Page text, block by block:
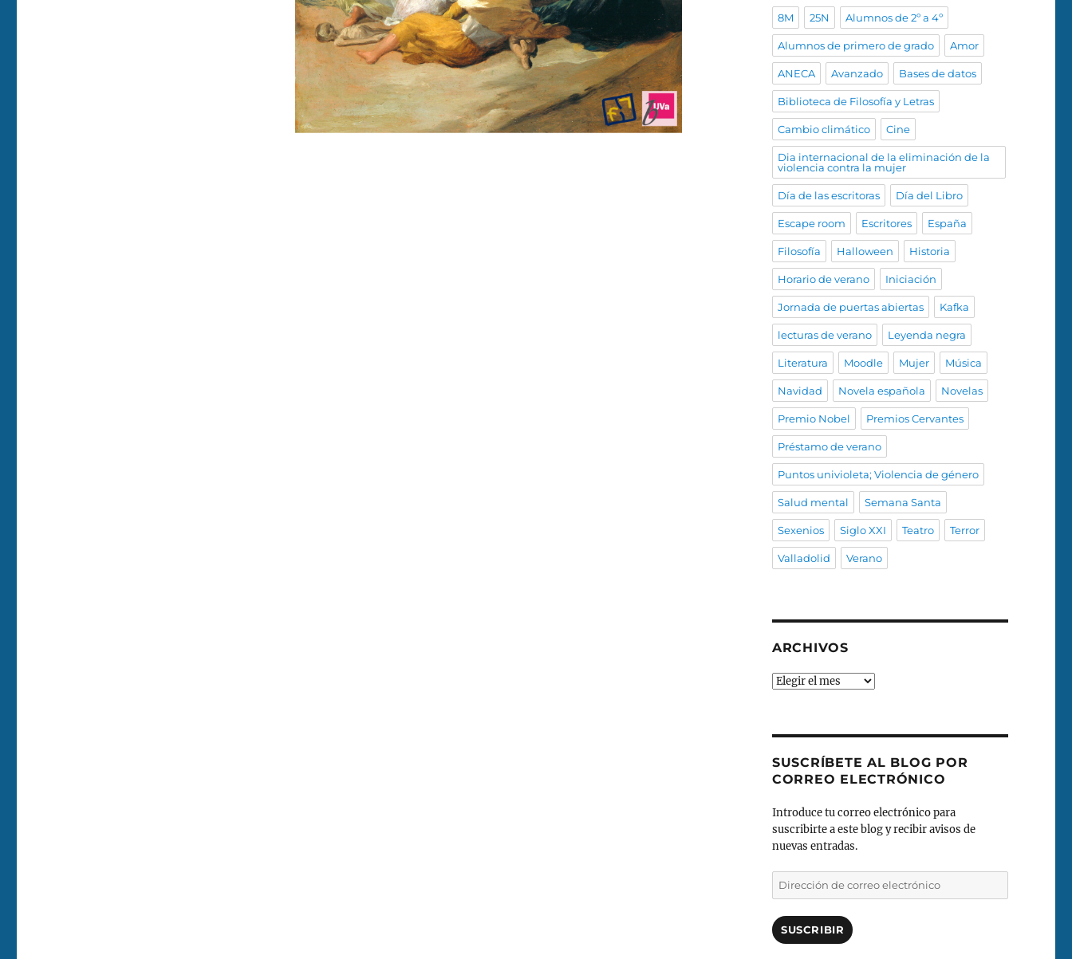
8M 25N Alumnos de 2º a 4º
Alumnos de primero de grado Amor
ANECA Avanzado Bases de datos
Biblioteca de Filosofía y Letras
Cambio climático Cine
Dia internacional de la eliminación de la
violencia contra la mujer
Día de las escritoras Día del Libro
Escape room Escritores España
Filosofía Halloween Historia
Horario de verano Iniciación
Jornada de puertas abiertas Kafka
lecturas de verano Leyenda negra
Literatura Moodle Mujer Música
Navidad Novela española Novelas
Premio Nobel Premios Cervantes
Préstamo de verano
Puntos univioleta; Violencia de género
Salud mental Semana Santa
Sexenios Siglo XXI Teatro Terror
Valladolid Verano
ARCHIVOS
Archivos
SUSCRÍBETE AL BLOG POR
CORREO ELECTRÓNICO
Introduce tu correo electrónico para
suscribirte a este blog y recibir avisos de
nuevas entradas.
Dirección
de
electrónico
SUSCRIBIR